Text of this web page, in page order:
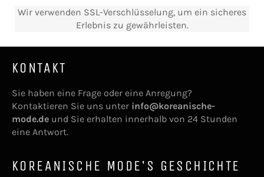
Wir verwenden SSL-Verschlüsselung, um ein sicheres
Erlebnis zu gewährleisten.
KONTAKT
Sie haben eine Frage oder eine Anregung?
Kontaktieren Sie uns unter info@koreanische-
mode.de und Sie erhalten innerhalb von 24 Stunden
eine Antwort.
KOREANISCHE MODE'S GESCHICHTE